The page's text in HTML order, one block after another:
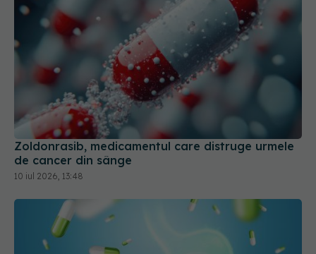
Zoldonrasib, medicamentul care distruge urmele
de cancer din sânge
10 iul 2026, 13:48